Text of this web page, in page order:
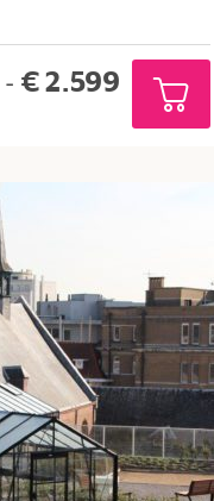
- €2.599Prijsklasse:
€1.899